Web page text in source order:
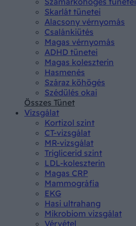
Skarlát tünetei
Alacsony vérnyomás
Csalánkiütés
Magas vérnyomás
ADHD tünetei
Magas koleszterin
Hasmenés
Száraz köhögés
Szédülés okai
Összes Tünet
Vizsgálat
Kortizol szint
CT-vizsgálat
MR-vizsgálat
Triglicerid szint
LDL-koleszterin
Magas CRP
Mammográfia
EKG
Hasi ultrahang
Mikrobiom vizsgálat
Vérvétel